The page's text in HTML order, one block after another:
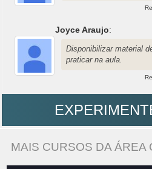
Joyce Araujo:
Disponibilizar material
praticar na aula.
MAIS CURSOS DA ÁREA